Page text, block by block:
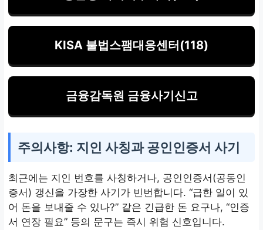
KISA 불법스팸대응센터(118)
금융감독원 금융사기신고
주의사항: 지인 사칭과 공인인증서 사기
최근에는 지인 번호를 사칭하거나, 공인인증서(공동인
증서) 갱신을 가장한 사기가 빈번합니다. “급한 일이 있
어 돈을 보내줄 수 있나?” 같은 긴급한 돈 요구나, “인증
서 연장 필요” 등의 문구는 즉시 위험 신호입니다.